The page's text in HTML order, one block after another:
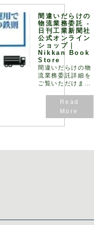
ス全体で最… - 引
用：版元ドットコ
ム
間違いだらけの
物流業務委託 -
日刊工業新聞社
公式オンライン
ショップ｜
Nikkan Book
Store
間違いだらけの物
流業務委託詳細を
ご覧いただけま